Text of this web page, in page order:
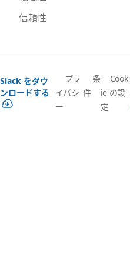
信頼性
Slack をダウ
ンロードする
プラ
イバシ
ー
条
件
Cook
ie の設
定